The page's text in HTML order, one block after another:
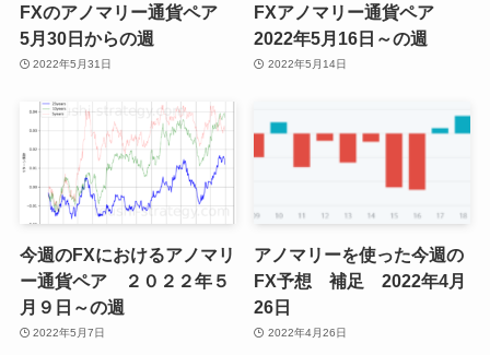
FXのアノマリー通貨ペア
5月30日からの週
2022年5月31日
FXアノマリー通貨ペア
2022年5月16日～の週
2022年5月14日
今週のFXにおけるアノマリ
ー通貨ペア ２０２２年５
月９日～の週
2022年5月7日
アノマリーを使った今週の
FX予想 補足 2022年4月
26日
2022年4月26日